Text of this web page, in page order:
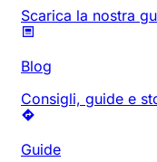
Scarica la nostra
Blog
Consigli, guide e
Guide